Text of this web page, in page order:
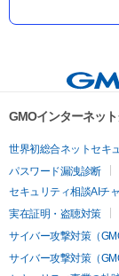
GMOインターネッ
世界初総合ネットセキ
パスワード漏洩診断
セキュリティ相談AIチ
実在証明・盗聴対策
サイバー攻撃対策（
サイバー攻撃対策（